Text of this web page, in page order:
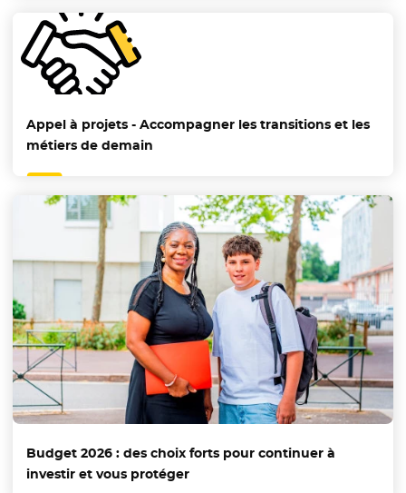
Appel à projets - Accompagner les transitions et les
métiers de demain
Budget 2026 : des choix forts pour continuer à
investir et vous protéger